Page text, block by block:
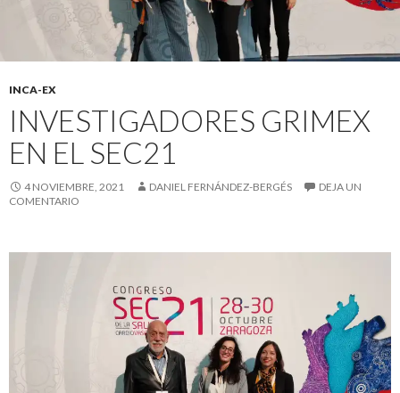
INCA-EX
INVESTIGADORES GRIMEX
EN EL SEC21
4 NOVIEMBRE, 2021 DANIEL FERNÁNDEZ-BERGÉS
DEJA UN
COMENTARIO